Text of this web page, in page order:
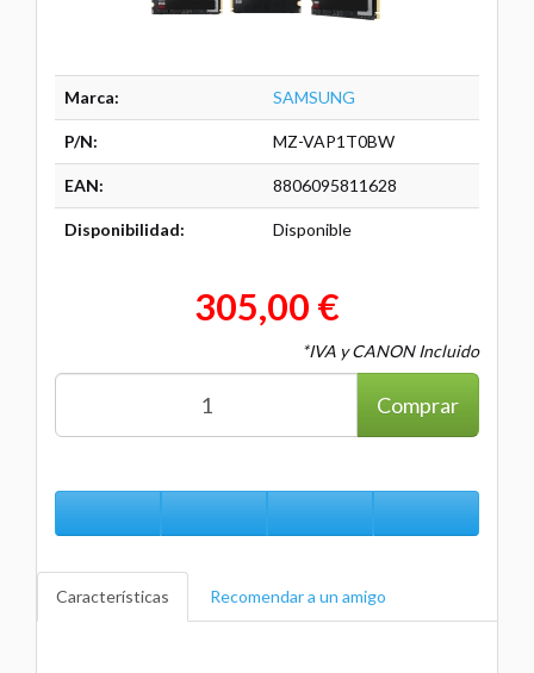
Marca: SAMSUNG
P/N: MZ-VAP1T0BW
EAN: 8806095811628
Disponibilidad: Disponible
305,00 €
*IVA y CANON Incluido
Comprar
Características Recomendar a un amigo